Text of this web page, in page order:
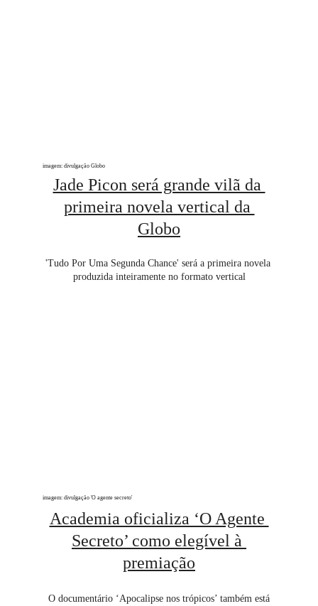
Jade Picon será grande vilã da
primeira novela vertical da
Globo
Academia oficializa ‘O Agente
Secreto’ como elegível à
premiação
'Tudo Por Uma Segunda Chance' será a primeira novela
produzida inteiramente no formato vertical
imagem: divulgação Globo
imagem: divulgação 'O agente secreto'